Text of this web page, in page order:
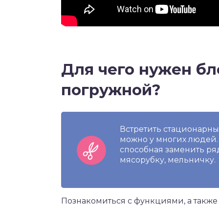
Для чего нужен
погружной?
Встретить
можно у многих людей.
способная заменить
мясорубку, мельничку.
Познакомиться с функциями, а